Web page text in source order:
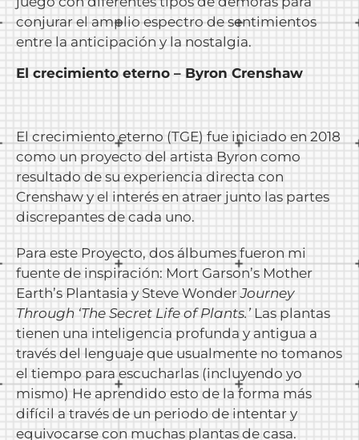
conjurar el amplio espectro de sentimientos
entre la anticipación y la nostalgia.
El crecimiento eterno – Byron Crenshaw
El crecimiento eterno (TGE) fue iniciado en 2018
como un proyecto del artista Byron como
resultado de su experiencia directa con
Crenshaw y el interés en atraer junto las partes
discrepantes de cada uno.
Para este Proyecto, dos álbumes fueron mi
fuente de inspiración: Mort Garson’s Mother
Earth’s Plantasia y Steve WonderJourney
Through ‘The Secret Life of Plants.’Las plantas
tienen una inteligencia profunda y antigua a
través del lenguaje que usualmente no tomanos
el tiempo para escucharlas (incluyendo yo
mismo) He aprendido esto de la forma más
difícil a través de un periodo de intentar y
equivocarse con muchas plantas de casa.